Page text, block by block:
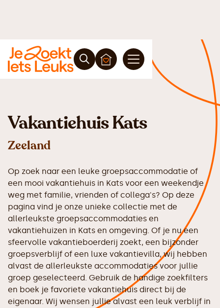
Vakantiehuis Kats
Zeeland
Op zoek naar een leuke groepsaccommodatie of
een mooi vakantiehuis in Kats voor een weekendje
weg met familie, vrienden of collega's? Op deze
pagina vind je onze unieke collectie met de
allerleukste groepsaccommodaties en
vakantiehuizen in Kats en omgeving. Of je nu een
sfeervolle vakantieboerderij zoekt, een bijzonder
groepsverblijf of een luxe vakantievilla, wij hebben
alvast de allerleukste accommodaties voor jullie
groep geselecteerd. Gebruik de handige zoekfilters
en boek je favoriete vakantiehuis direct bij de
eigenaar. Wij wensen jullie alvast een leuk verblijf in